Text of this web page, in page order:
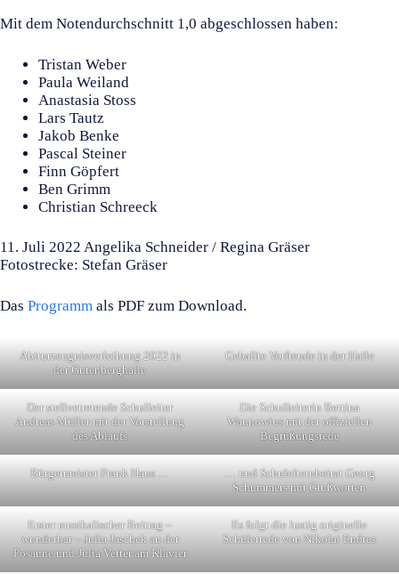
Mit dem Notendurchschnitt 1,0 abgeschlossen haben:
Tristan Weber
Paula Weiland
Anastasia Stoss
Lars Tautz
Jakob Benke
Pascal Steiner
Finn Göpfert
Ben Grimm
Christian Schreeck
11. Juli 2022 Angelika Schneider / Regina Gräser
Fotostrecke: Stefan Gräser
Das Programm als PDF zum Download.
Abiturzeugnisverleihung 2022 in
der Gutenberghalle
Geballte Vorfreude in der Halle
Der stellvetretende Schulleiter
Andreas Müller mit der Vorstellung
des Ablaufs
Die Schulleiterin Bettina
Wannowius mit der offiziellen
Begrüßungsrede
Bürgermeister Frank Haus …
… und Schulelternbeirat Georg
Schummers mit Grußworten
Erster musikalischer Beitrag –
wunderbar – Julia Jaschek an der
Posaune und Julia Vetter am Klavier
Es folgt die lustig originelle
Schülerrede von Nikolai Endres